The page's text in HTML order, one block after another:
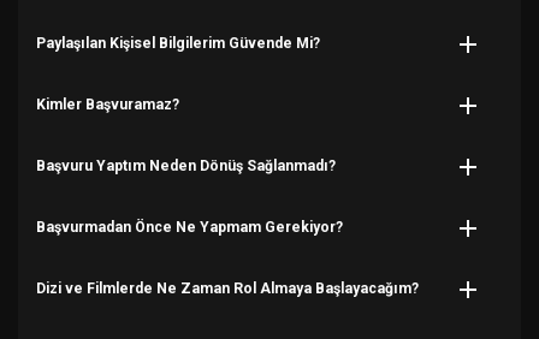
Paylaşılan Kişisel Bilgilerim Güvende Mi?
Kimler Başvuramaz?
Başvuru Yaptım Neden Dönüş Sağlanmadı?
Başvurmadan Önce Ne Yapmam Gerekiyor?
Dizi ve Filmlerde Ne Zaman Rol Almaya Başlayacağım?